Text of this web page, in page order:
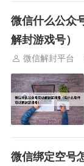
微信什么公众
解封游戏号）
微信解封平台
微信绑定空号